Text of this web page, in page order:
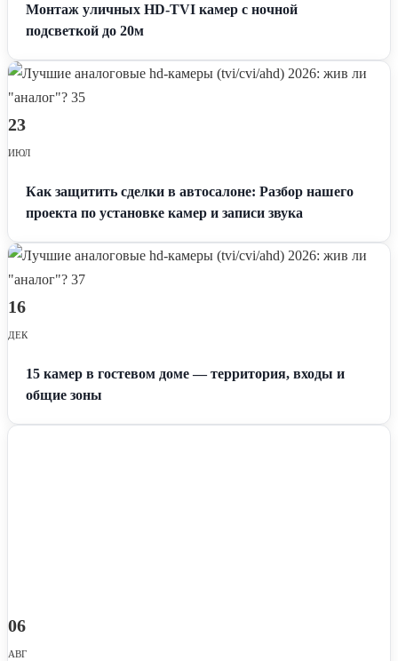
Монтаж уличных HD-TVI камер с ночной
подсветкой до 20м
23
ИЮЛ
Как защитить сделки в автосалоне: Разбор нашего
проекта по установке камер и записи звука
16
ДЕК
15 камер в гостевом доме — территория, входы и
общие зоны
06
АВГ